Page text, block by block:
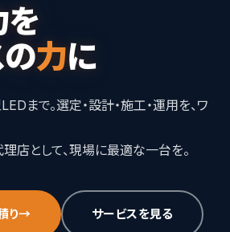
を
力に
まで。選定・設計・施工・運用を、ワ
店として、現場に最適な一台を。
り→ サービスを見る